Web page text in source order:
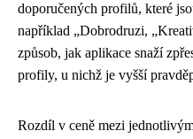
doporučených profilů, které
například „Dobrodruzi,
způsob, jak aplikace snaží
profily, u nichž je vyšší
Rozdíl v ceně mezi